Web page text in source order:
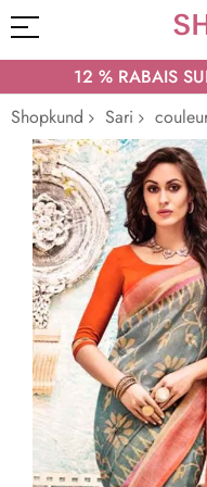
12 % RABAIS
Shopkund
Sari
Passer
à
la
fin
de
la
galerie
d’images